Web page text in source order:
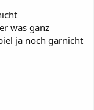
was ganz
ja noch garnicht